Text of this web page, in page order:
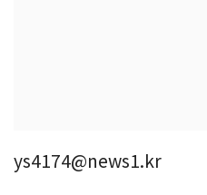
ys4174@news1.kr